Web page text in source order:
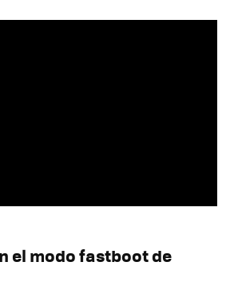
el modo fastboot de